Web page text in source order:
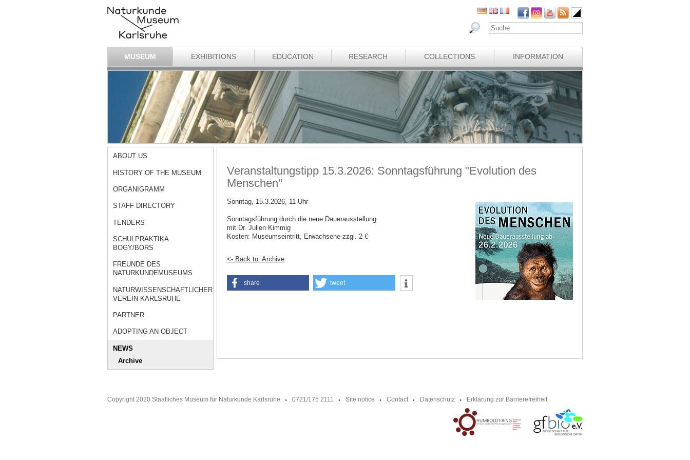
MUSEUM EXHIBITIONS EDUCATION RESEARCH COLLECTIONS INFORMATION
ABOUT US
HISTORY OF THE MUSEUM
ORGANIGRAMM
STAFF DIRECTORY
TENDERS
SCHULPRAKTIKA
BOGY/BORS
FREUNDE DES
NATURKUNDEMUSEUMS
NATURWISSENSCHAFTLICHER
VEREIN KARLSRUHE
PARTNER
ADOPTING AN OBJECT
NEWS
Archive
Veranstaltungstipp 15.3.2026: Sonntagsführung "Evolution des
Menschen"
Sonntag, 15.3.2026, 11 Uhr
Sonntagsführung durch die neue Dauerausstellung
mit Dr. Julien Kimmig
Kosten: Museumseintritt, Erwachsene zzgl. 2 €
<- Back to: Archive
share tweet
Copyright 2020 Staatliches Museum für Naturkunde Karlsruhe 0721/175 2111 Site notice Contact Datenschutz Erklärung zur Barrierefreiheit